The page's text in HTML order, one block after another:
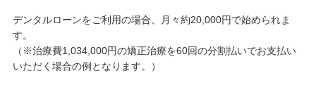
デンタルローンをご利用の場合、月々約20,000円で始められま
す。
（※治療費1,034,000円の矯正治療を60回の分割払いでお支払い
いただく場合の例となります。）